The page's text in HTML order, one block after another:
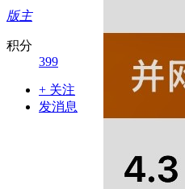
版主
积分
399
+ 关注
发消息